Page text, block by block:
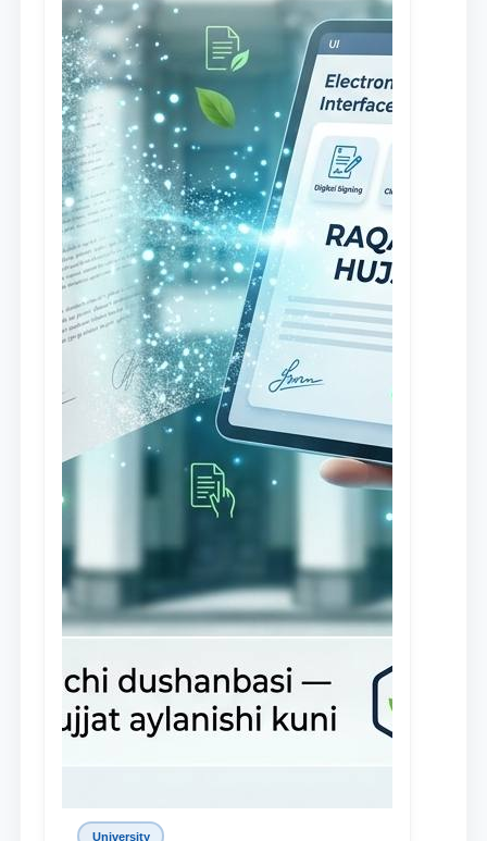
University